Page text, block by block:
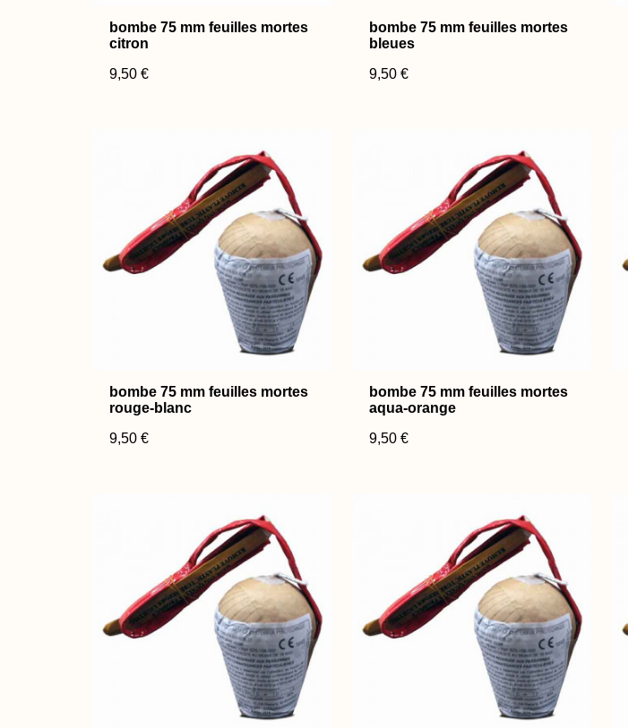
bombe 75 mm feuilles mortes
citron
9,50 €
bombe 75 mm feuilles mortes
bleues
9,50 €
bombe 75 mm feuilles mortes
rouge-blanc
9,50 €
bombe 75 mm feuilles mortes
aqua-orange
9,50 €